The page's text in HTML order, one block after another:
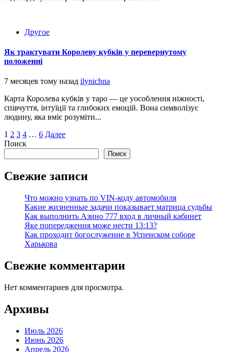
Другое
Як трактувати Королеву кубків у перевернутому
положенні
7 месяцев тому назад ilynichna
Карта Королева кубків у таро — це уособлення ніжності,
співчуття, інтуїції та глибоких емоцій. Вона символізує
людину, яка вміє розуміти...
Пагинация
записей
1 2 3 4 … 6 Далее
Поиск
Поиск
Свежие записи
Что можно узнать по VIN-коду автомобиля
Какие жизненные задачи показывает матрица судьбы
Как выполнить Азино 777 вход в личный кабинет
Яке попередження може нести 13:13?
Как проходит богослужение в Успенском соборе
Харькова
Свежие комментарии
Нет комментариев для просмотра.
Архивы
Июль 2026
Июнь 2026
Апрель 2026